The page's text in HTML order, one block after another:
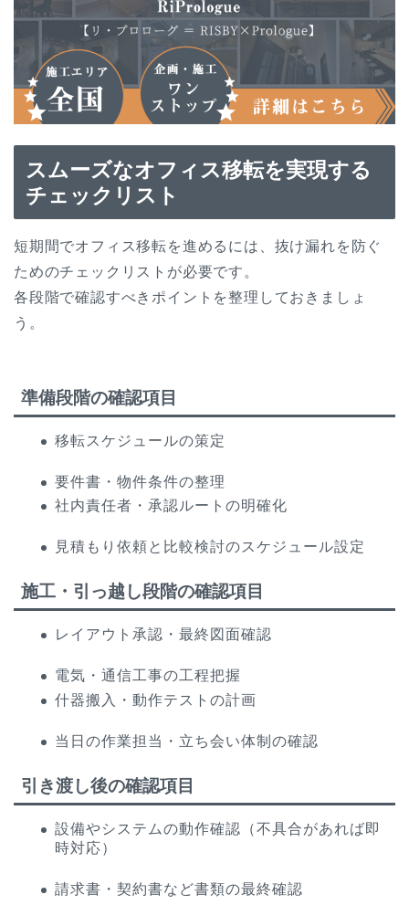
スムーズなオフィス移転を実現する
チェックリスト
短期間でオフィス移転を進めるには、抜け漏れを防ぐ
ためのチェックリストが必要です。
各段階で確認すべきポイントを整理しておきましょ
う。
準備段階の確認項目
移転スケジュールの策定
要件書・物件条件の整理
社内責任者・承認ルートの明確化
見積もり依頼と比較検討のスケジュール設定
施工・引っ越し段階の確認項目
レイアウト承認・最終図面確認
電気・通信工事の工程把握
什器搬入・動作テストの計画
当日の作業担当・立ち会い体制の確認
引き渡し後の確認項目
設備やシステムの動作確認（不具合があれば即
時対応）
請求書・契約書など書類の最終確認